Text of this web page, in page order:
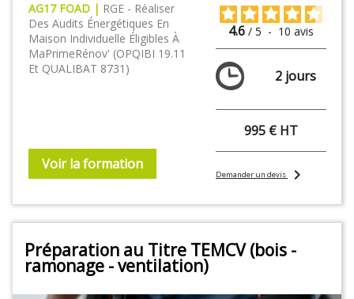
AG17 FOAD | RGE - Réaliser
Des Audits Énergétiques En
Maison Individuelle Éligibles À
MaPrimeRénov' (OPQIBI 19.11
Et QUALIBAT 8731 )
Voir la formation
4.6 / 5 - 10 avis
2 jours
995 € HT
Demander un devischevron_right
Préparation au Titre TEMCV (bois -
ramonage - ventilation)